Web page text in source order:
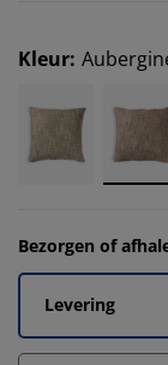
Kleur:
Bezorgen of
Levering